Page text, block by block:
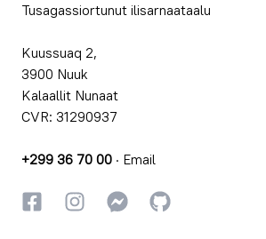
Tusagassiortunut ilisarnaataalu
Kuussuaq 2,
3900 Nuuk
Kalaallit Nunaat
CVR: 31290937
+299 36 70 00 · Email
FacebookkiInstagrammiInstagrammi
GitHub